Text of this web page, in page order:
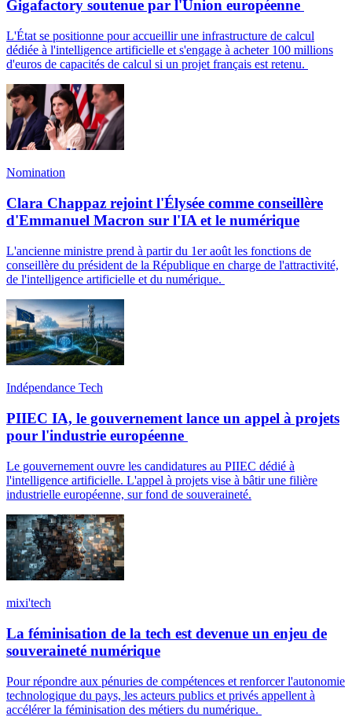
Gigafactory soutenue par l'Union européenne
L'État se positionne pour accueillir une infrastructure de calcul
dédiée à l'intelligence artificielle et s'engage à acheter 100 millions
d'euros de capacités de calcul si un projet français est retenu.
Nomination
Clara Chappaz rejoint l'Élysée comme conseillère
d'Emmanuel Macron sur l'IA et le numérique
L'ancienne ministre prend à partir du 1er août les fonctions de
conseillère du président de la République en charge de l'attractivité,
de l'intelligence artificielle et du numérique.
Indépendance Tech
PIIEC IA, le gouvernement lance un appel à projets
pour l'industrie européenne
Le gouvernement ouvre les candidatures au PIIEC dédié à
l'intelligence artificielle. L'appel à projets vise à bâtir une filière
industrielle européenne, sur fond de souveraineté.
mixi'tech
La féminisation de la tech est devenue un enjeu de
souveraineté numérique
Pour répondre aux pénuries de compétences et renforcer l'autonomie
technologique du pays, les acteurs publics et privés appellent à
accélérer la féminisation des métiers du numérique.